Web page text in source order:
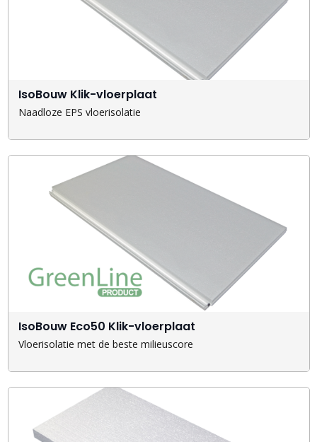
IsoBouw Klik-vloerplaat
Naadloze EPS vloerisolatie
IsoBouw Eco50 Klik-vloerplaat
Vloerisolatie met de beste milieuscore